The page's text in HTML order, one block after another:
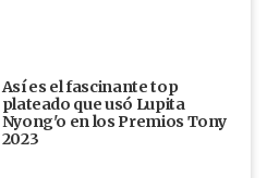
Así es el fascinante top
plateado que usó Lupita
Nyong'o en los Premios Tony
2023